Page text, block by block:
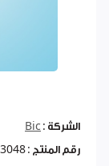
الشركة : Bic
رقم المنتج :